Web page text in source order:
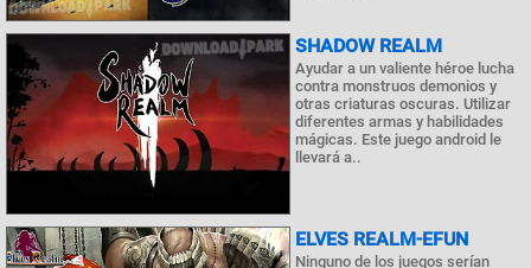
SHADOW REALM
Ayudar a un valiente héroe lucha
contra monstruos demonios y
otras criaturas oscuras. Utilizar
diferentes armas y habilidades
mágicas. Este juego android le
llevará a..
ELVES REALM-EFUN
Ninguno de los juegos serían